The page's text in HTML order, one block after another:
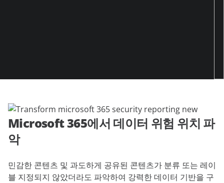
Microsoft 365에서 데이터 위험 위치 파
악
민감한 콘텐츠 및 과도하게 공유된 콘텐츠가 분류 또는 레이
블 지정되지 않았더라도 파악하여 강력한 데이터 기반을 구